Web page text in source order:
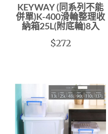
KEYWAY (同系列不能
併單)K-400滑輪整理收
納箱25L(附底輪)8入
$272